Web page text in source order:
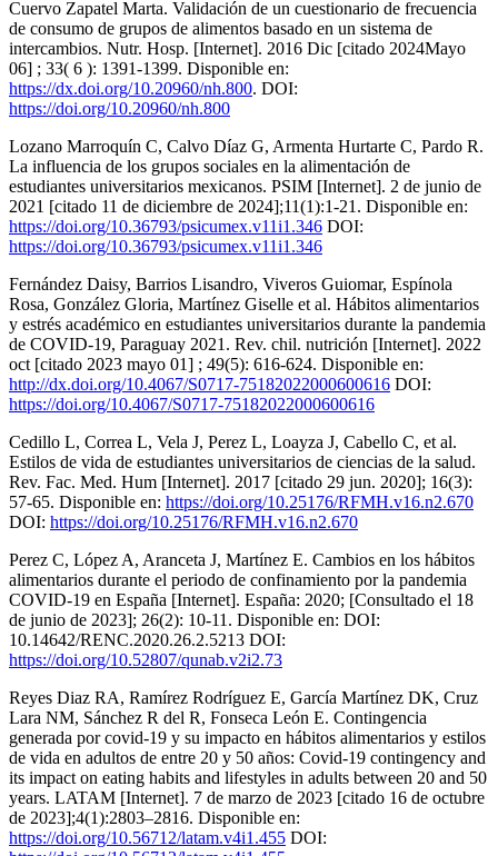
Cuervo Zapatel Marta. Validación de un cuestionario de frecuencia
de consumo de grupos de alimentos basado en un sistema de
intercambios. Nutr. Hosp. [Internet]. 2016 Dic [citado 2024Mayo
06] ; 33( 6 ): 1391-1399. Disponible en:
https://dx.doi.org/10.20960/nh.800. DOI:
https://doi.org/10.20960/nh.800
Lozano Marroquín C, Calvo Díaz G, Armenta Hurtarte C, Pardo R.
La influencia de los grupos sociales en la alimentación de
estudiantes universitarios mexicanos. PSIM [Internet]. 2 de junio de
2021 [citado 11 de diciembre de 2024];11(1):1-21. Disponible en:
https://doi.org/10.36793/psicumex.v11i1.346 DOI:
https://doi.org/10.36793/psicumex.v11i1.346
Fernández Daisy, Barrios Lisandro, Viveros Guiomar, Espínola
Rosa, González Gloria, Martínez Giselle et al. Hábitos alimentarios
y estrés académico en estudiantes universitarios durante la pandemia
de COVID-19, Paraguay 2021. Rev. chil. nutrición [Internet]. 2022
oct [citado 2023 mayo 01] ; 49(5): 616-624. Disponible en:
http://dx.doi.org/10.4067/S0717-75182022000600616 DOI:
https://doi.org/10.4067/S0717-75182022000600616
Cedillo L, Correa L, Vela J, Perez L, Loayza J, Cabello C, et al.
Estilos de vida de estudiantes universitarios de ciencias de la salud.
Rev. Fac. Med. Hum [Internet]. 2017 [citado 29 jun. 2020]; 16(3):
57-65. Disponible en: https://doi.org/10.25176/RFMH.v16.n2.670
DOI: https://doi.org/10.25176/RFMH.v16.n2.670
Perez C, López A, Aranceta J, Martínez E. Cambios en los hábitos
alimentarios durante el periodo de confinamiento por la pandemia
COVID-19 en España [Internet]. España: 2020; [Consultado el 18
de junio de 2023]; 26(2): 10-11. Disponible en: DOI:
10.14642/RENC.2020.26.2.5213 DOI:
https://doi.org/10.52807/qunab.v2i2.73
Reyes Diaz RA, Ramírez Rodríguez E, García Martínez DK, Cruz
Lara NM, Sánchez R del R, Fonseca León E. Contingencia
generada por covid-19 y su impacto en hábitos alimentarios y estilos
de vida en adultos de entre 20 y 50 años: Covid-19 contingency and
its impact on eating habits and lifestyles in adults between 20 and 50
years. LATAM [Internet]. 7 de marzo de 2023 [citado 16 de octubre
de 2023];4(1):2803–2816. Disponible en:
https://doi.org/10.56712/latam.v4i1.455 DOI: